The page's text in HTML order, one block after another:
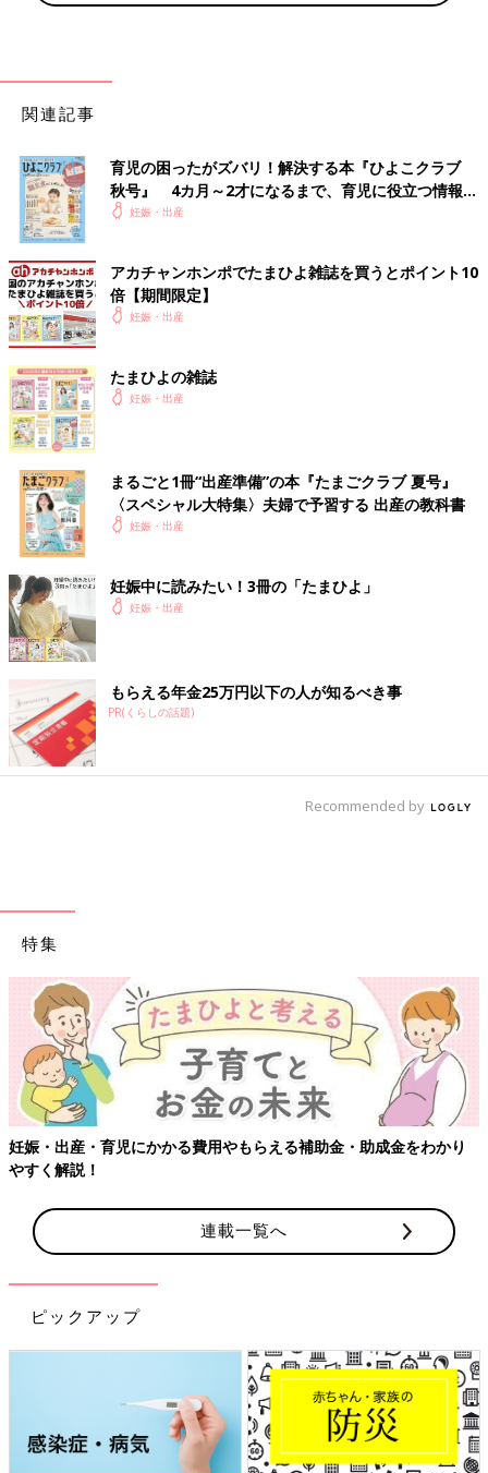
●健康運
●金運
よいです。ある程度まとまったお金は定期預金などに回すと、さ
●仕事運
上司や部下など周囲に認められ、頼りにされるので、充実した1
年になるでしょう。
●恋愛運
も期待できます。
●ラッキーアイテム
ネクタイ、マフラー、扇子、うちわ
●ラッキーカラー
深いみどり、あんず色、あい色
【二黒土星】変化を望むより、着実にこなすことが吉
変えたくなってしまうのですが、それで運気は変わりません。周
囲に頼まれたことを、無理をせず、できる範囲で、辛抱強く着実
にこなしていくことが必要。それが望む未来につながります。
●健康運
頼りにされすぎて、疲れやすい傾向が。ストレスをためすぎない
ように気をつけて。
●金運
必要以上に倹約するより、出すべきところにはきちんと出すよう
にすると吉。
●仕事運
充実し、結果が出る1年。ただし、目に見えないような忙しさに
も見舞われます。
●恋愛運
相手を尊重した振る舞いが◎。相手がいる人は新たな出会いより
一見好調な年のようですが、影もあるため、さまざまな面で一歩
引いて過ごすのがよさそうです。頑張りすぎず、本来の70％くら
いの力で過ごすと、いいことがありそう。とくに休息を大事にす
ることが、健康面、仕事面での発展につながります。
●健康運
とてもよいですが、過信は禁物。ちょっとした休息を大事にしな
がら過ごして。
●金運
給料が少し上がるなど、大幅ではありませんが、少額の収入アッ
プが見込めます。
●仕事運
●恋愛運
お誘いがあるなど、好調。目上の人、役職を持った人などの出会
●ラッキーアイテム
宝石、貴金属、アクセサリー、ファッショングラス
●ラッキーカラー
関連記事
育児の困ったがズバリ！解決する本『ひよこクラブ
秋号』 4カ月～2才になるまで、育児に役立つ情報が
いっぱい！
妊娠・出産
アカチャンホンポでたまひよ雑誌を買うとポイント10
倍【期間限定】
妊娠・出産
たまひよの雑誌
妊娠・出産
まるごと1冊“出産準備”の本『たまごクラブ 夏号』
〈スペシャル大特集〉夫婦で予習する 出産の教科書
妊娠・出産
妊娠中に読みたい！3冊の「たまひよ」
妊娠・出産
もらえる年金25万円以下の人が知るべき事
PR(くらしの話題)
Recommended by
特集
妊娠・出産・育児にかかる費用やもらえる補助金・助成金をわかり
やすく解説！
連載一覧へ
ピックアップ